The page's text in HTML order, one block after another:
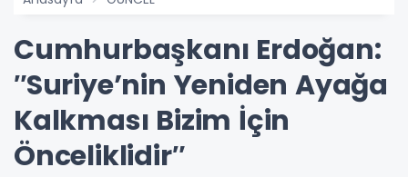
Cumhurbaşkanı Erdoğan:
″Suriye’nin Yeniden Ayağa
Kalkması Bizim İçin
Önceliklidir″